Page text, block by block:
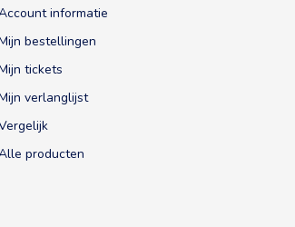
informatie
bestellingen
tickets
verlanglijst
producten